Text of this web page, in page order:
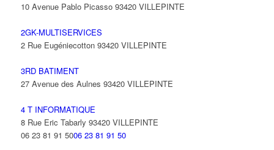
10 Avenue Pablo Picasso 93420 VILLEPINTE
2GK-MULTISERVICES
2 Rue Eugéniecotton 93420 VILLEPINTE
3RD BATIMENT
27 Avenue des Aulnes 93420 VILLEPINTE
4 T INFORMATIQUE
8 Rue Eric Tabarly 93420 VILLEPINTE
06 23 81 91 5006 23 81 91 50